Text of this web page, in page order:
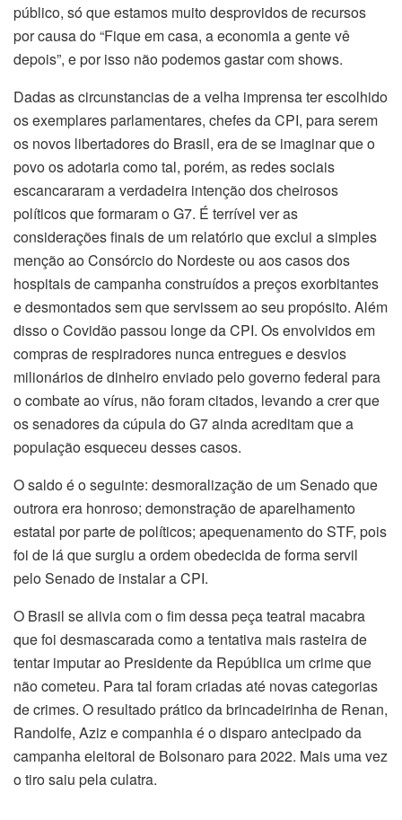
público, só que estamos muito desprovidos de recursos
por causa do “Fique em casa, a economia a gente vê
depois”, e por isso não podemos gastar com shows.
Dadas as circunstancias de a velha imprensa ter escolhido
os exemplares parlamentares, chefes da CPI, para serem
os novos libertadores do Brasil, era de se imaginar que o
povo os adotaria como tal, porém, as redes sociais
escancararam a verdadeira intenção dos cheirosos
políticos que formaram o G7. É terrível ver as
considerações finais de um relatório que exclui a simples
menção ao Consórcio do Nordeste ou aos casos dos
hospitais de campanha construídos a preços exorbitantes
e desmontados sem que servissem ao seu propósito. Além
disso o Covidão passou longe da CPI. Os envolvidos em
compras de respiradores nunca entregues e desvios
milionários de dinheiro enviado pelo governo federal para
o combate ao vírus, não foram citados, levando a crer que
os senadores da cúpula do G7 ainda acreditam que a
população esqueceu desses casos.
O saldo é o seguinte: desmoralização de um Senado que
outrora era honroso; demonstração de aparelhamento
estatal por parte de políticos; apequenamento do STF, pois
foi de lá que surgiu a ordem obedecida de forma servil
pelo Senado de instalar a CPI.
O Brasil se alivia com o fim dessa peça teatral macabra
que foi desmascarada como a tentativa mais rasteira de
tentar imputar ao Presidente da República um crime que
não cometeu. Para tal foram criadas até novas categorias
de crimes. O resultado prático da brincadeirinha de Renan,
Randolfe, Aziz e companhia é o disparo antecipado da
campanha eleitoral de Bolsonaro para 2022. Mais uma vez
o tiro saiu pela culatra.